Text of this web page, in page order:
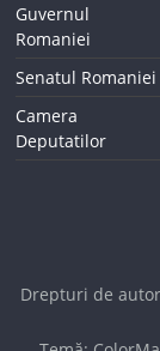
Guvernul
Romaniei
Senatul Romaniei
Camera
Deputatilor
Drepturi de